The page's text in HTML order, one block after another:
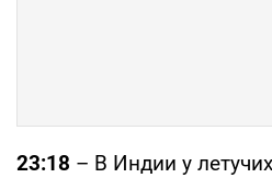
23:18 – В Индии у